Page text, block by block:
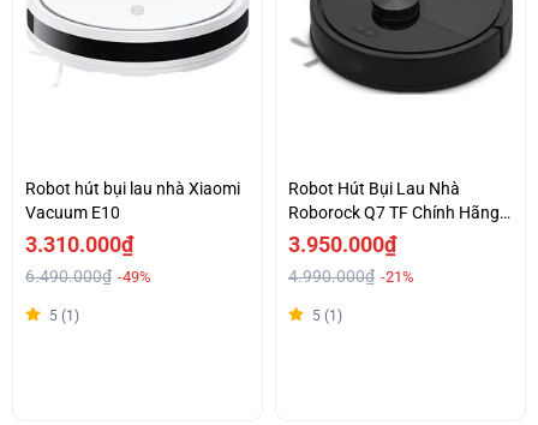
Robot hút bụi lau nhà Xiaomi
Vacuum E10
3.310.000₫
6.490.000₫ -49%
5 (1)
Robot Hút Bụi Lau Nhà
Roborock Q7 TF Chính Hãng
Giá Tốt
3.950.000₫
4.990.000₫ -21%
5 (1)